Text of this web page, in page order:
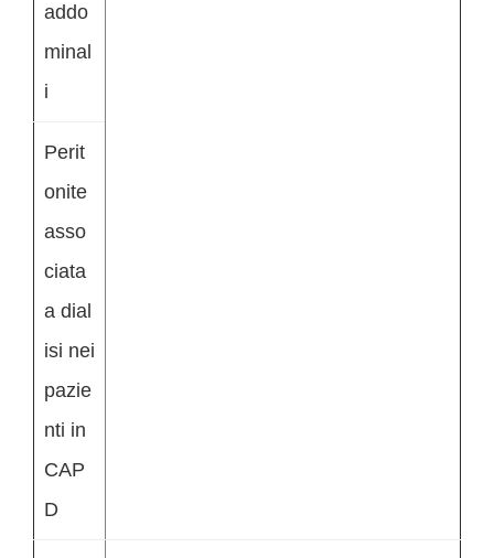
addo
minal
i
Perit
onite
asso
ciata
a dial
isi nei
pazie
nti in
CAP
D